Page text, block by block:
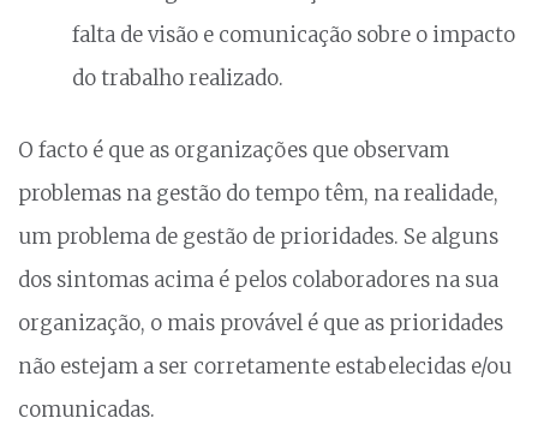
falta de visão e comunicação sobre o impacto
do trabalho realizado.
O facto é que as organizações que observam
problemas na gestão do tempo têm, na realidade,
um problema de gestão de prioridades. Se alguns
dos sintomas acima é pelos colaboradores na sua
organização, o mais provável é que as prioridades
não estejam a ser corretamente estabelecidas e/ou
comunicadas.